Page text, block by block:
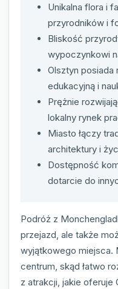
Unikalna flora i
przyrodników i
Bliskość
wypoczynkowi
Olsztyn posiada
edukacyjną i
Prężnie
lokalny rynek
Miasto łączy
architektury i
Dostępność
dotarcie do
Podróż z
przejazd, ale także
wyjątkowego miejsca.
centrum, skąd łatwo
z atrakcji, jakie oferuje